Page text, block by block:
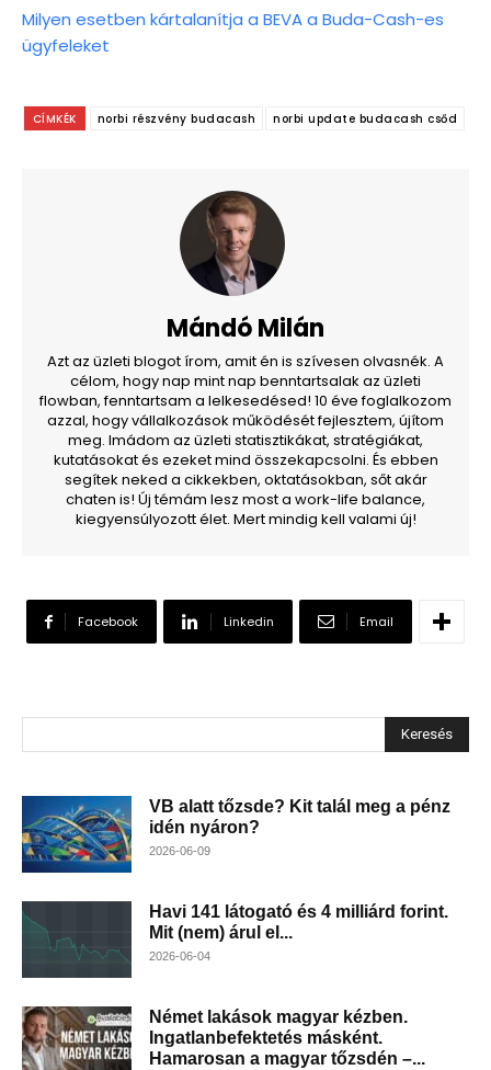
Milyen esetben kártalanítja a BEVA a Buda-Cash-es
ügyfeleket
CÍMKÉK norbi részvény budacash norbi update budacash csőd
Mándó Milán
Azt az üzleti blogot írom, amit én is szívesen olvasnék. A
célom, hogy nap mint nap benntartsalak az üzleti
flowban, fenntartsam a lelkesedésed! 10 éve foglalkozom
azzal, hogy vállalkozások működését fejlesztem, újítom
meg. Imádom az üzleti statisztikákat, stratégiákat,
kutatásokat és ezeket mind összekapcsolni. És ebben
segítek neked a cikkekben, oktatásokban, sőt akár
chaten is! Új témám lesz most a work-life balance,
kiegyensúlyozott élet. Mert mindig kell valami új!
Facebook Linkedin Email
Keresés
VB alatt tőzsde? Kit talál meg a pénz
idén nyáron?
2026-06-09
Havi 141 látogató és 4 milliárd forint.
Mit (nem) árul el...
2026-06-04
Német lakások magyar kézben.
Ingatlanbefektetés másként.
Hamarosan a magyar tőzsdén –...